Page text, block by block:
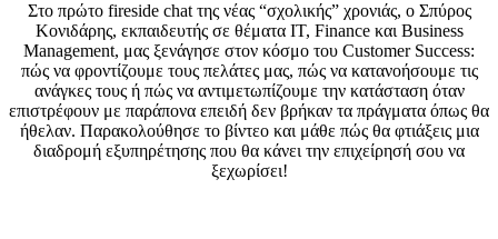
Στο πρώτο fireside chat της νέας “σχολικής” χρονιάς, ο Σπύρος
Κονιδάρης, εκπαιδευτής σε θέματα IT, Finance και Business
Management, μας ξενάγησε στον κόσμο του Customer Success:
πώς να φροντίζουμε τους πελάτες μας, πώς να κατανοήσουμε τις
ανάγκες τους ή πώς να αντιμετωπίζουμε την κατάσταση όταν
επιστρέφουν με παράπονα επειδή δεν βρήκαν τα πράγματα όπως θα
ήθελαν. Παρακολούθησε το βίντεο και μάθε πώς θα φτιάξεις μια
διαδρομή εξυπηρέτησης που θα κάνει την επιχείρησή σου να
ξεχωρίσει!